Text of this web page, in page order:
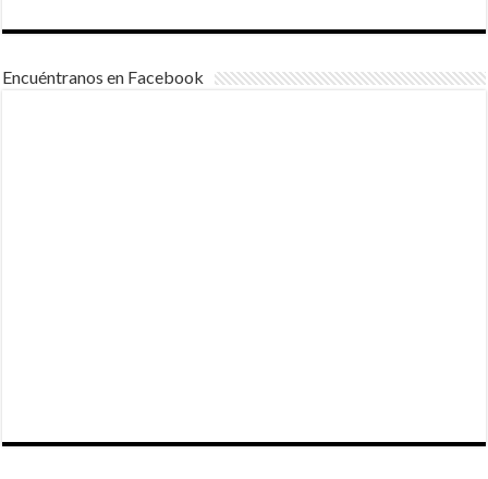
Encuéntranos en Facebook